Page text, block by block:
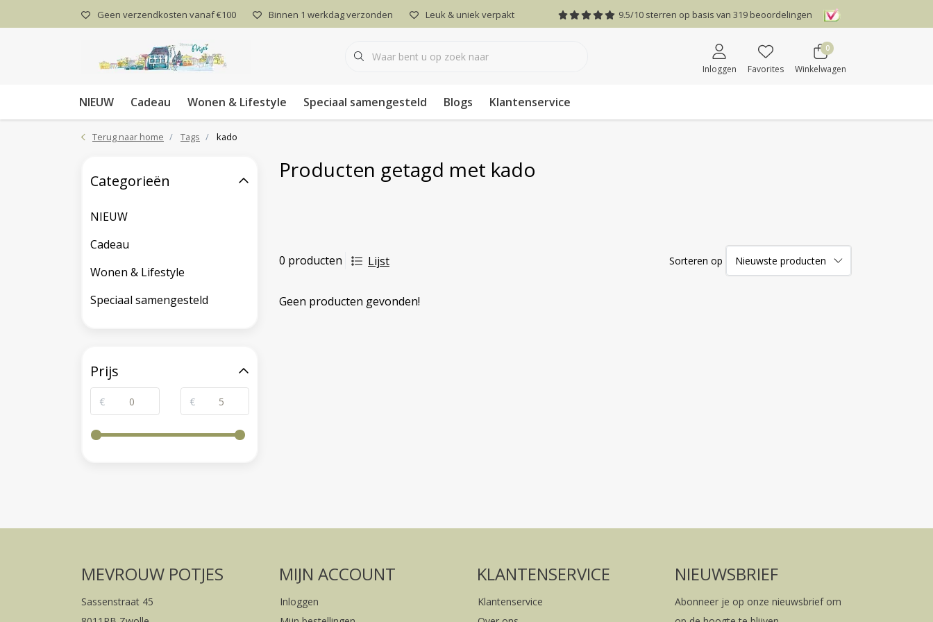
Geen verzendkosten vanaf €100 Binnen 1 werkdag verzonden Leuk & uniek verpakt 9.5/10 sterren op basis van 319 beoordelingen
Inloggen Favorites
0
Winkelwagen
NIEUW Cadeau Wonen & Lifestyle Speciaal samengesteld Blogs Klantenservice
Terug naar home Tags kado
Producten getagd met kado
0 producten Lijst Sorteren op
Geen producten gevonden!
Categorieën
NIEUW
Cadeau
Wonen & Lifestyle
Speciaal samengesteld
Prijs
€ €
MEVROUW POTJES
Sassenstraat 45
MIJN ACCOUNT
Inloggen
KLANTENSERVICE
Klantenservice
NIEUWSBRIEF
Abonneer je op onze nieuwsbrief om